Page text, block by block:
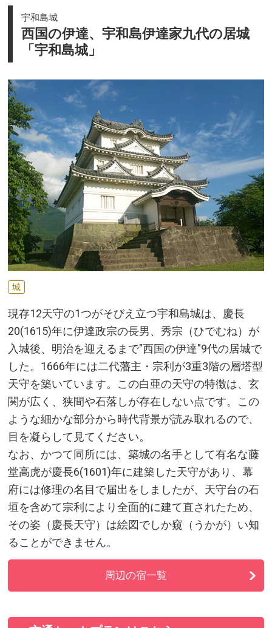
宇和島城
西国の伊達、宇和島伊達家九代の居城
「宇和島城」
城
現存12天守の1つがそびえ立つ宇和島城は、慶長
20(1615)年に伊達政宗の長男、秀宗（ひでむね）が
入城後、明治を迎えるまで"西国の伊達"9代の居城で
した。1666年には二代藩主・宗利が3重3階の層塔型
天守を築いています。この白亜の天守の特徴は、玄
関が広く、狭間や石落しが存在しない点です。この
ような細かな部分から時代背景が読み取れるので、
目を凝らして見てください。
なお、かつて同所には、築城の名手として有名な藤
堂高虎が慶長6(1601)年に建築した天守があり、幕
府には修理の名目で届出をしましたが、天守台の石
垣を含めて宗利により全面的に建て直されたため、
その姿（慶長天守）は絵図でしか窺（うかが）い知
ることができません。
周辺の宿一覧